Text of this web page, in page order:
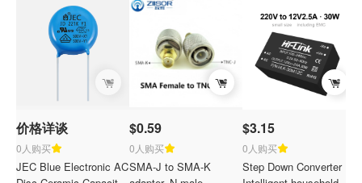
价格详谈
0人购买
JEC Blue Electronic AC
$0.59
0人购买
SMA-J to SMA-K
$3.15
0人购买
Step Down Converter